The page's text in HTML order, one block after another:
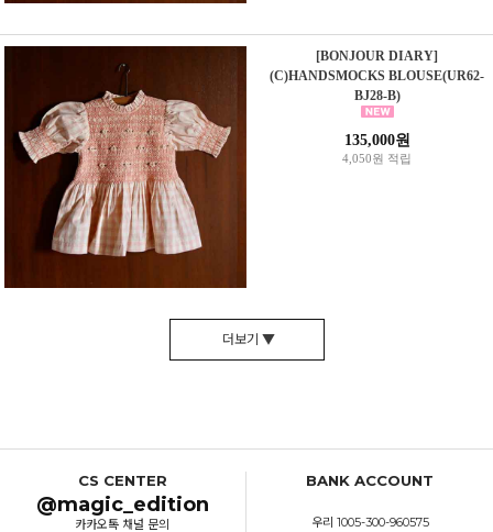
[BONJOUR DIARY]
(C)HANDSMOCKS BLOUSE(UR62-
BJ28-B)
135,000원
4,050원 적립
더보기 ▼
CS CENTER
@magic_edition
카카오톡 채널 문의
BANK ACCOUNT
우리 1005-300-960575